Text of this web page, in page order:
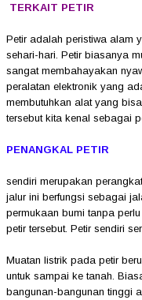
TERKAIT PETIR
Petir adalah peristiwa alam
sehari-hari. Petir biasanya
sangat membahayakan
peralatan elektronik yang
membutuhkan alat yang
tersebut kita kenal sebagai
PENANGKAL PETIR
sendiri merupakan
jalur ini berfungsi sebagai
permukaan bumi tanpa
petir tersebut. Petir sendiri
Muatan listrik pada petir
untuk sampai ke tanah.
bangunan-bangunan tinggi